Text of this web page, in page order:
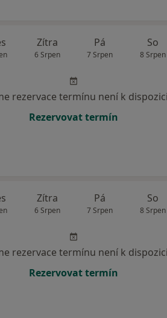
Zítra
6 Srpen
Pá
7 Srpen
So
8 Srpen
rezervace termínu není k dispozici
Rezervovat termín
Zítra
6 Srpen
Pá
7 Srpen
So
8 Srpen
rezervace termínu není k dispozici
Rezervovat termín